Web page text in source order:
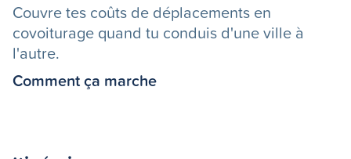
Couvre tes coûts de déplacements en
covoiturage quand tu conduis d'une ville à
l'autre.
Comment ça marche